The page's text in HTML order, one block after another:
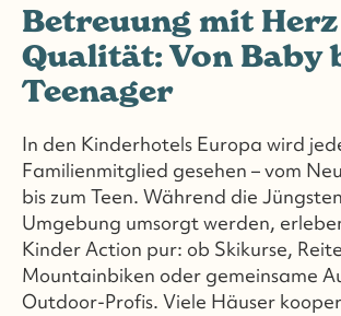
Betreuung mit
Qualität: Von Baby
Teenager
In den Kinderhotels Europa wird
Familienmitglied gesehen – vom
bis zum Teen. Während die
Umgebung umsorgt werden,
Kinder Action pur: ob Skikurse,
Mountainbiken oder gemeinsame
Outdoor-Profis. Viele Häuser